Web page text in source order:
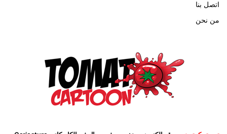
اتصل بنا
من نحن